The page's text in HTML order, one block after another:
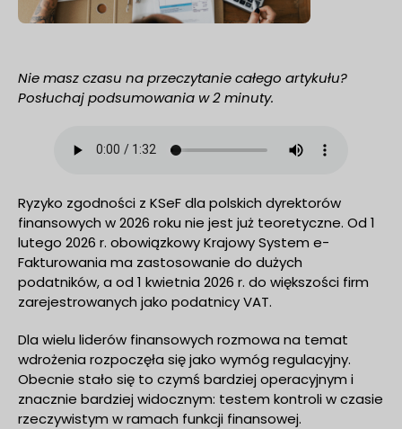
Nie masz czasu na przeczytanie całego artykułu?
Posłuchaj podsumowania w 2 minuty.
Ryzyko zgodności z KSeF dla polskich dyrektorów
finansowych w 2026 roku nie jest już teoretyczne. Od 1
lutego 2026 r. obowiązkowy Krajowy System e-
Fakturowania ma zastosowanie do dużych
podatników, a od 1 kwietnia 2026 r. do większości firm
zarejestrowanych jako podatnicy VAT.
Dla wielu liderów finansowych rozmowa na temat
wdrożenia rozpoczęła się jako wymóg regulacyjny.
Obecnie stało się to czymś bardziej operacyjnym i
znacznie bardziej widocznym: testem kontroli w czasie
rzeczywistym w ramach funkcji finansowej.